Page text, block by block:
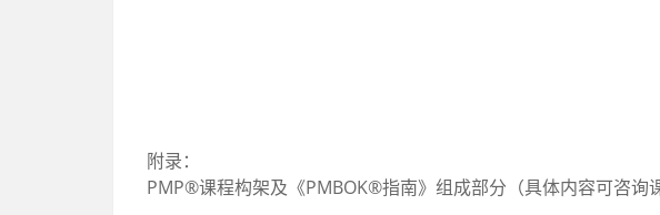
附录：
PMP®课程构架及《PMBOK®指南》组成部分（具体内容可咨询